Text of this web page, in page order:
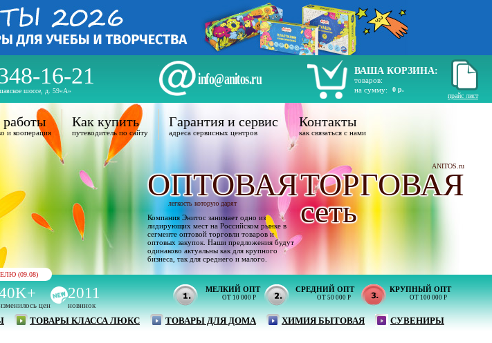
16-21
шоссе, д. 59«А»
info@anitos.ru
ВАША КОРЗИНА:
товаров:
на сумму:
0 р.
прайс лист
(09.08)
цен
2011
новинок
МЕЛКИЙ ОПТ
ОТ 10 000 Р
СРЕДНИЙ ОПТ
ОТ 50 000 Р
КРУПНЫЙ ОПТ
ОТ 100 000 Р
ТОВАРЫ КЛАССА ЛЮКС ТОВАРЫ ДЛЯ ДОМА ХИМИЯ БЫТОВАЯ СУВЕНИРЫ
работы
и кооперация
Как купить
путеводитель по сайту
Гарантия и сервис
адреса сервисных центров
Контакты
как связаться с нами
ANITOS.ru
ОПТОВАЯТОРГОВАЯ
легкость которую дарят
Компания Энитос занимает одно из
лидирующих мест на Российском рынке в
сегменте оптовой торговли товаров и
оптовых закупок. Наши предложения будут
одинаково актуальны как для крупного
бизнеса, так для среднего и малого.
сеть